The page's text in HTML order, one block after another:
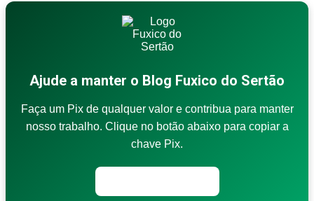
Ajude a manter o Blog Fuxico do Sertão
Faça um Pix de qualquer valor e contribua para manter
nosso trabalho. Clique no botão abaixo para copiar a
chave Pix.